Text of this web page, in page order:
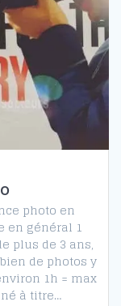
photo en
en général 1
plus de 3 ans,
de photos y
1h = max
à titre…